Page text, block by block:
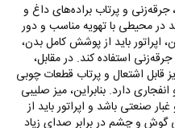
جرقه‌زنی و پرتاب براده‌های داغ و
در محیطی با تهویه مناسب و دور
اپراتور باید از پوشش کامل بدن،
استفاده کند. در مقابل،
قابل اشتعال و پرتاب قطعات چوبی
دارد. بنابراین، میز صلیبی
صنعتی باشد و اپراتور باید از
و چشم در برابر صدای زیاد